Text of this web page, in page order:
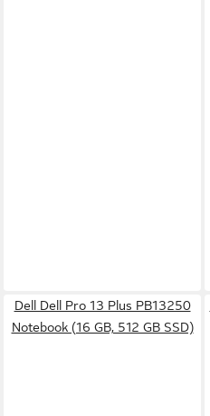
Dell Dell Pro 13 Plus PB13250
Notebook (16 GB, 512 GB SSD)